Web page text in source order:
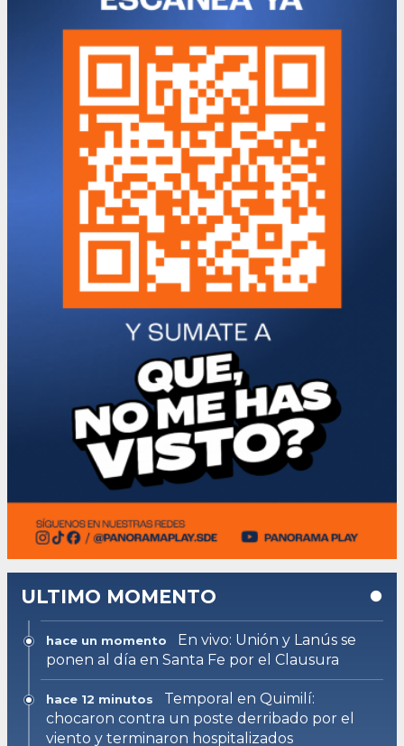
ULTIMO MOMENTO
hace un momento
En vivo: Unión y Lanús se
ponen al día en Santa Fe por el Clausura
hace 12 minutos
Temporal en Quimilí:
chocaron contra un poste derribado por el
viento y terminaron hospitalizados